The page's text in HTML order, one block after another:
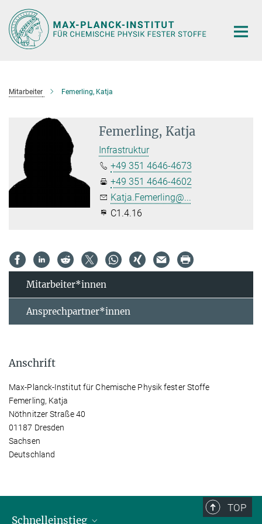
Hauptinhalt
Mitarbeiter Femerling, Katja
Femerling, Katja
Infrastruktur
+49 351 4646-4673
+49 351 4646-4602
Katja.Femerling@...
C1.4.16
Mitarbeiter*innen
Ansprechpartner*innen
Anschrift
Max-Planck-Institut für Chemische Physik fester Stoffe
Femerling, Katja
Nöthnitzer Straße 40
01187 Dresden
Sachsen
Deutschland
TOP
Schnelleinstieg